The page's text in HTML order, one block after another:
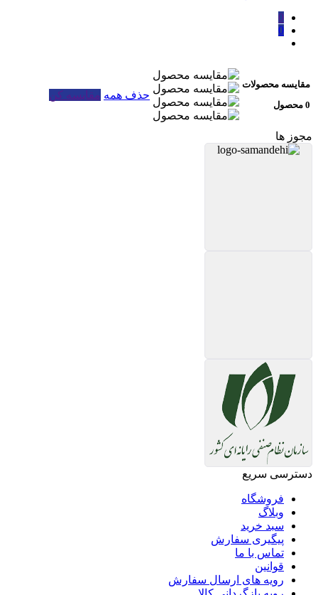
0
0
مقایسه محصولات
0 محصول
حذف همه مقایسه کن
مجوز ها
دسترسی سریع
فروشگاه
وبلاگ
سبد خرید
پیگیری سفارش
تماس با ما
قوانین
رویه های ارسال سفارش